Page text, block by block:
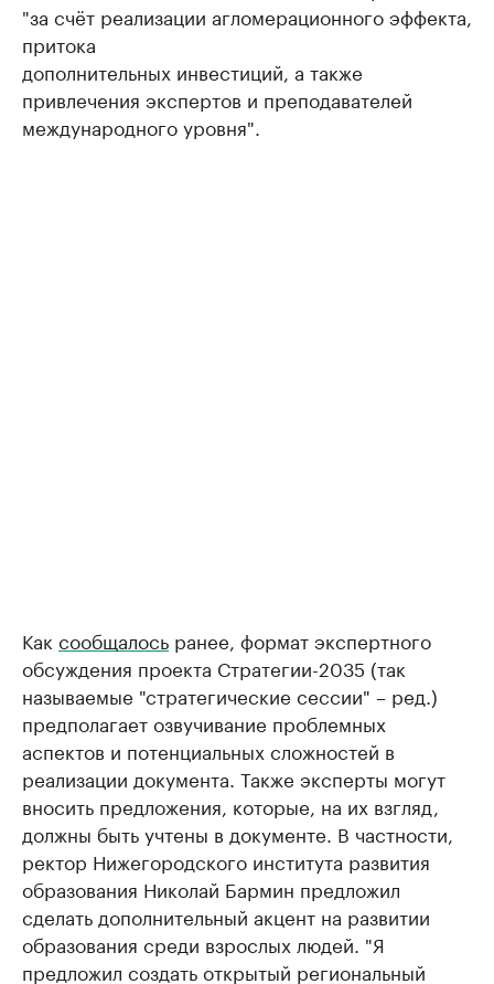
"за счёт реализации агломерационного эффекта,
притока
дополнительных инвестиций, а также
привлечения экспертов и преподавателей
международного уровня".
Как сообщалось ранее, формат экспертного
обсуждения проекта Стратегии-2035 (так
называемые "стратегические сессии" – ред.)
предполагает озвучивание проблемных
аспектов и потенциальных сложностей в
реализации документа. Также эксперты могут
вносить предложения, которые, на их взгляд,
должны быть учтены в документе. В частности,
ректор Нижегородского института развития
образования Николай Бармин предложил
сделать дополнительный акцент на развитии
образования среди взрослых людей. "Я
предложил создать открытый региональный